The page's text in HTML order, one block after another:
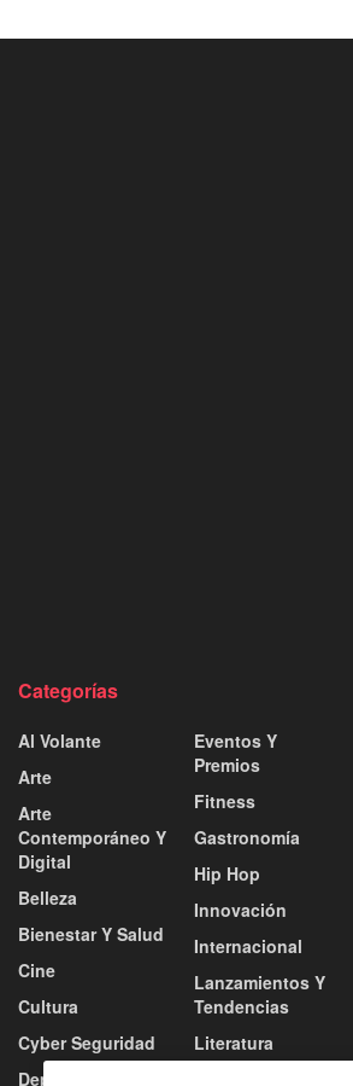
Categorías
Al Volante
Arte
Arte
Contemporáneo Y
Digital
Belleza
Bienestar Y Salud
Cine
Cultura
Cyber Seguridad
Deportes
Eventos Y
Premios
Fitness
Gastronomía
Hip Hop
Innovación
Internacional
Lanzamientos Y
Tendencias
Literatura